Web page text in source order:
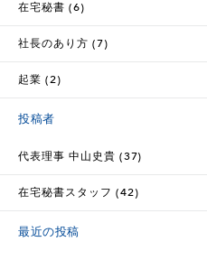
在宅秘書 (6)
社長のあり方 (7)
起業 (2)
投稿者
代表理事 中山史貴 (37)
在宅秘書スタッフ (42)
最近の投稿